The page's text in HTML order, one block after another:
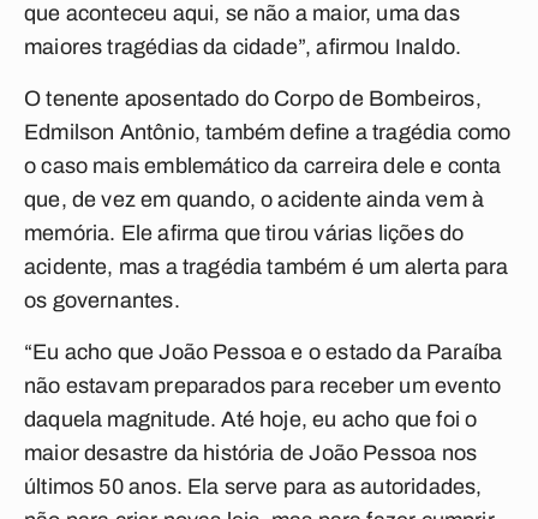
que aconteceu aqui, se não a maior, uma das
maiores tragédias da cidade”, afirmou Inaldo.
O tenente aposentado do Corpo de Bombeiros,
Edmilson Antônio, também define a tragédia como
o caso mais emblemático da carreira dele e conta
que, de vez em quando, o acidente ainda vem à
memória. Ele afirma que tirou várias lições do
acidente, mas a tragédia também é um alerta para
os governantes.
“Eu acho que João Pessoa e o estado da Paraíba
não estavam preparados para receber um evento
daquela magnitude. Até hoje, eu acho que foi o
maior desastre da história de João Pessoa nos
últimos 50 anos. Ela serve para as autoridades,